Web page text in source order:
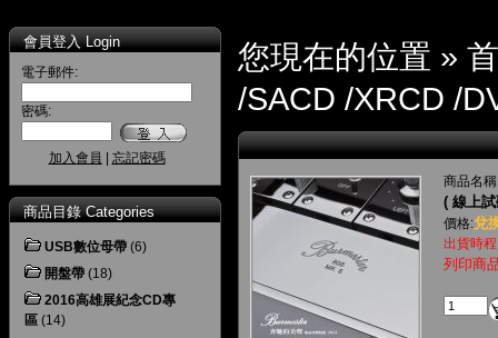
會員登入 Login
電子郵件:
密碼:
加入會員 忘記密碼
商品目錄 Categories
USB數位母帶 (6)
開盤帶 (18)
2016高雄展紀念CD專
區 (14)
您現在的位置 »
/SACD /XRCD /
商品名
( 線上
價格:兌
出貨時
列印商